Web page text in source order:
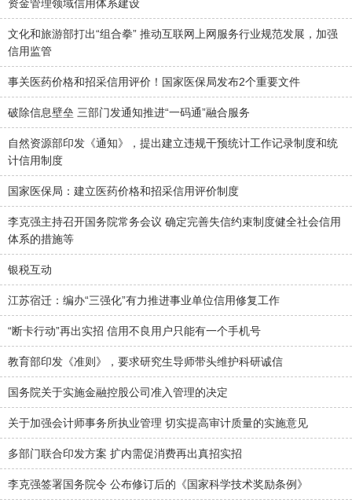
资金管理领域信用体系建设
文化和旅游部打出“组合拳” 推动互联网上网服务行业规范发展，加强
信用监管
事关医药价格和招采信用评价！国家医保局发布2个重要文件
破除信息壁垒 三部门发通知推进“一码通”融合服务
自然资源部印发《通知》，提出建立违规干预统计工作记录制度和统
计信用制度
国家医保局：建立医药价格和招采信用评价制度
李克强主持召开国务院常务会议 确定完善失信约束制度健全社会信用
体系的措施等
银税互动
江苏宿迁：编办“三强化”有力推进事业单位信用修复工作
“断卡行动”再出实招 信用不良用户只能有一个手机号
教育部印发《准则》，要求研究生导师带头维护科研诚信
国务院关于实施金融控股公司准入管理的决定
关于加强会计师事务所执业管理 切实提高审计质量的实施意见
多部门联合印发方案 扩内需促消费再出真招实招
李克强签署国务院令 公布修订后的《国家科学技术奖励条例》